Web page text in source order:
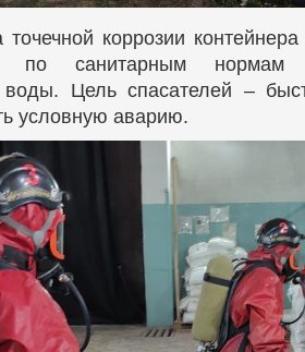
коррозии
по санитарным нормам
воды. Цель спасателей –
условную аварию.